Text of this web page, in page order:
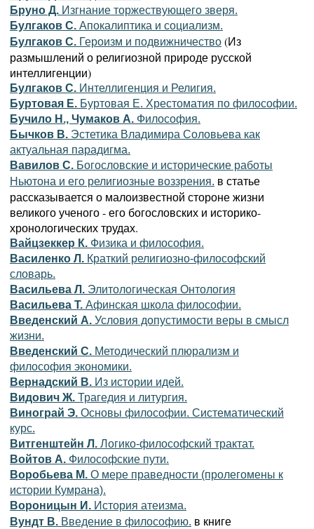
Бруно Д. Изгнание торжествующего зверя.
Булгаков С. Апокалиптика и социализм.
Булгаков С. Героизм и подвижничество (Из
размышлений о религиозной природе русской
интеллигенции)
Булгаков С. Интеллигенция и Религия.
Буртовая Е. Буртовая Е. Хрестоматия по философии.
Бучило Н., Чумаков А. Философия.
Бычков В. Эстетика Владимира Соловьева как
актуальная парадигма.
Вавилов С. Богословские и исторические работы
Ньютона и его религиозные воззрения. в статье
рассказывается о малоизвестной стороне жизни
великого ученого - его богословских и историко-
хронологических трудах.
Вайцзеккер К. Физика и философия.
Василенко Л. Краткий религиозно-философский
словарь.
Васильева Л. Элитологическая Oнтология
Васильева Т. Афинская школа философии.
Введенский А. Условия допустимости веры в смысл
жизни.
Введенский С. Методический плюрализм и
философия экономики.
Вернадский В. Из истории идей.
Видович Ж. Трагедия и литургия.
Винограй Э. Основы философии. Систематический
курс.
Витгенштейн Л. Логико-философский трактат.
Войтов А. Философские пути.
Воробьева М. О мере праведности (пролегомены к
истории Кумрана).
Вороницын И. История атеизма.
Вундт В. Введение в философию. в книге